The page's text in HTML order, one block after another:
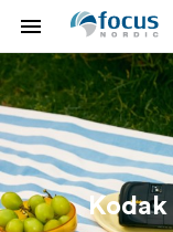
Kodak